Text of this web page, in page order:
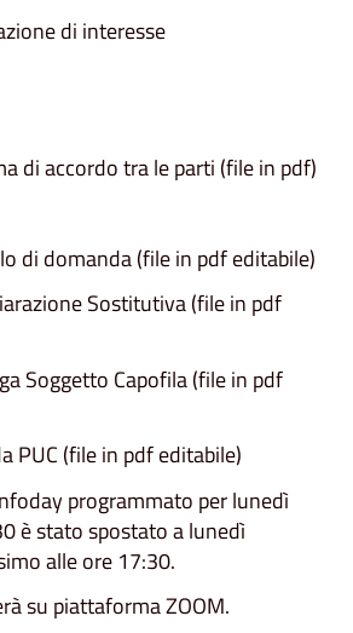
di interesse
di accordo tra le parti (file in pdf)
di domanda (file in pdf editabile)
Sostitutiva (file in pdf
Soggetto Capofila (file in pdf
PUC (file in pdf editabile)
programmato per lunedì
è stato spostato a lunedì
alle ore 17:30.
su piattaforma ZOOM.